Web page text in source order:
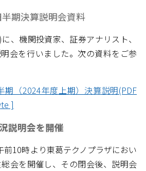
期決算説明会資料
、機関投資家、証券アナリスト、
会を行いました。次の資料をご参
期（2024年度上期）決算説明(PDF
]
説明会を開催
10時より東葛テクノプラザにおい
会を開催し、その閉会後、説明会